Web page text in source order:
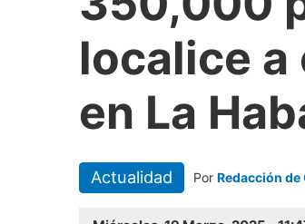
localice a
en La
Actualidad Por Redacción